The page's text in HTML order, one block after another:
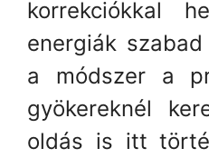
korrekciókkal
energiák
a módszer a
gyökereknél
oldás is itt